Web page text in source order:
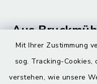
Mit Ihrer Zustimmung
sog. Tracking-Cookies,
verstehen, wie unsere
Aus
Digitaler Ortsplan